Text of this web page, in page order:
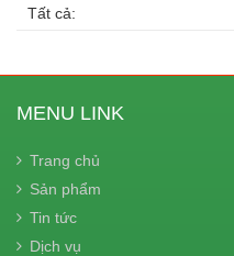
Tất cả:
MENU LINK
Trang chủ
Sản phẩm
Tin tức
Dịch vụ